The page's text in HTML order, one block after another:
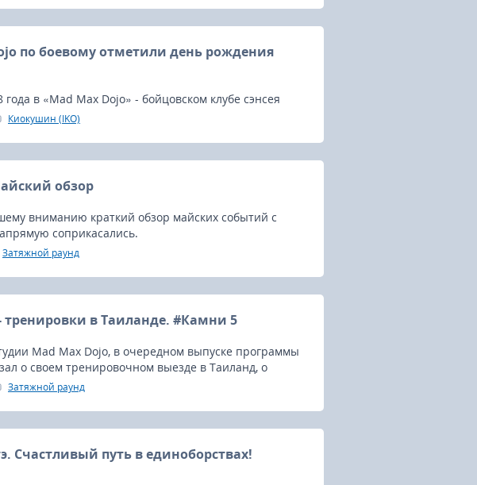
по боевому отметили день рождения
года в «Mad Max Dojo» - бойцовском клубе сэнсея
трехлетие клуба.
Киокушин (IKO)
обзор
вниманию краткий обзор майских событий с
соприкасались.
Затяжной раунд
тренировки в Таиланде. #Камни 5
Mad Max Dojo, в очередном выпуске программы
о своем тренировочном выезде в Таиланд, о
топ Тим, где уже три месяца проходила
Затяжной раунд
Счастливый путь в единоборствах!